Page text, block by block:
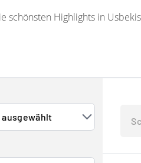
schönsten Highlights in